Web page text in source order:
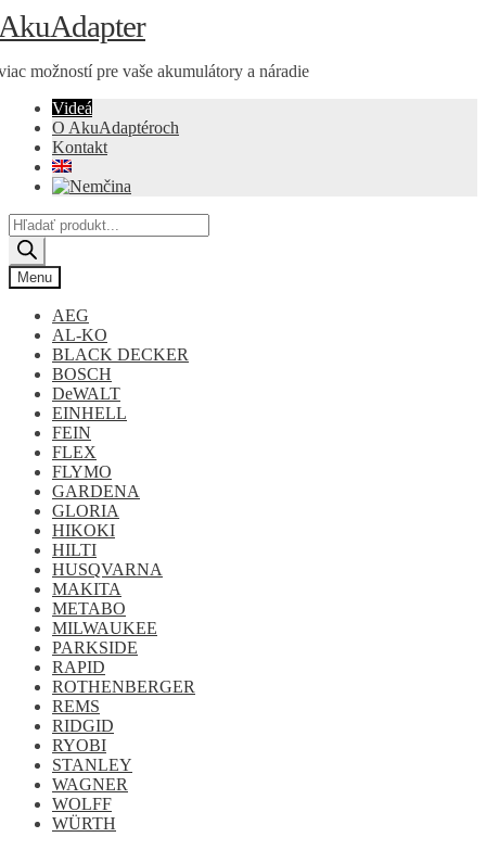
Preskočiť
na
Preskočiť
na
možností pre vaše akumulátory a náradie
Videá
O AkuAdaptéroch
Kontakt
Products
search
Menu
AEG
AL-KO
BLACK DECKER
BOSCH
DeWALT
EINHELL
FEIN
FLEX
FLYMO
GARDENA
GLORIA
HIKOKI
HILTI
HUSQVARNA
MAKITA
METABO
MILWAUKEE
PARKSIDE
RAPID
ROTHENBERGER
REMS
RIDGID
RYOBI
STANLEY
WAGNER
WOLFF
WÜRTH